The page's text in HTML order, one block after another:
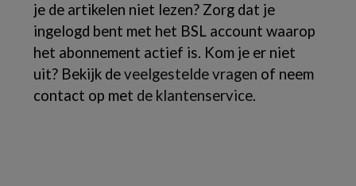
je de artikelen niet lezen? Zorg dat je
ingelogd bent met het BSL account waarop
het abonnement actief is. Kom je er niet
uit? Bekijk deveelgestelde vragen of neem
contact op met de klantenservice.